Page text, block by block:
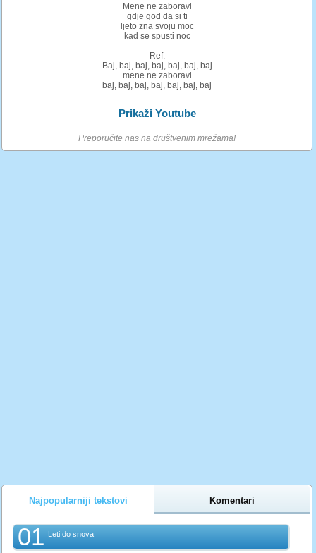
Mene ne zaboravi
gdje god da si ti
ljeto zna svoju moc
kad se spusti noc
Ref.
Baj, baj, baj, baj, baj, baj, baj
mene ne zaboravi
baj, baj, baj, baj, baj, baj, baj
Prikaži Youtube
Preporučite nas na društvenim mrežama!
Najpopularniji tekstovi Komentari
01 Leti do snova